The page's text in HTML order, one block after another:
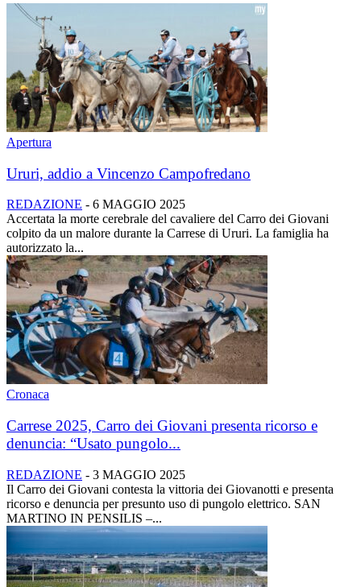
Apertura
Ururi, addio a Vincenzo Campofredano
REDAZIONE - 6 MAGGIO 2025
Accertata la morte cerebrale del cavaliere del Carro dei Giovani
colpito da un malore durante la Carrese di Ururi. La famiglia ha
autorizzato la...
Cronaca
Carrese 2025, Carro dei Giovani presenta ricorso e
denuncia: “Usato pungolo...
REDAZIONE - 3 MAGGIO 2025
Il Carro dei Giovani contesta la vittoria dei Giovanotti e presenta
ricorso e denuncia per presunto uso di pungolo elettrico. SAN
MARTINO IN PENSILIS –...